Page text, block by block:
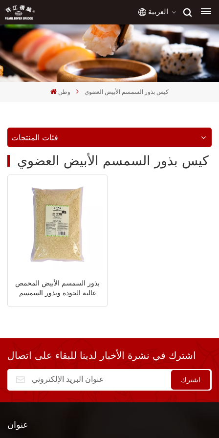
العربية
English
français
وطن كيس بذور السمسم الأبيض العضوي
فئات المنتجات
كيس بذور السمسم الأبيض العضوي
بذور السمسم الأبيض المحمص
عالية الجودة وبذور السمسم
اشترك في نشرة الأخبار لدينا للبقاء على اتصال
عنوان